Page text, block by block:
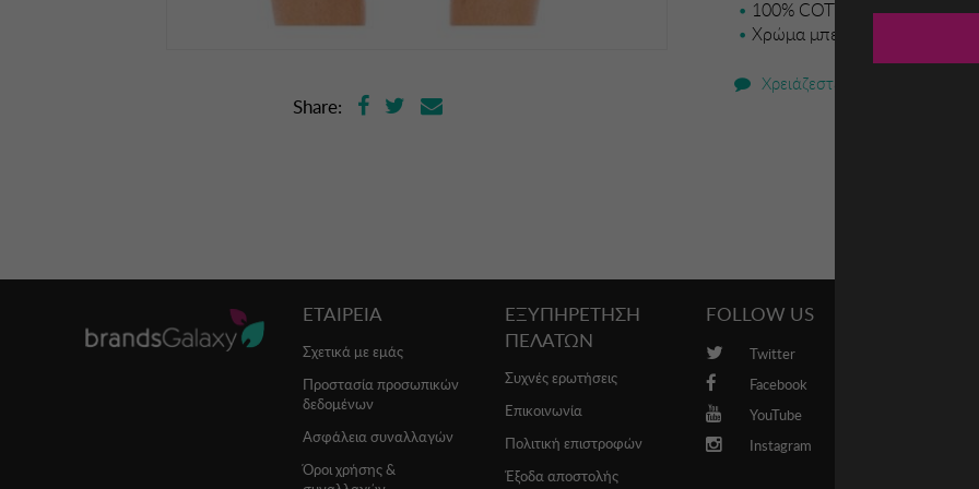
Share:
100% COTTON
Χρώμα μπεζ
Χρειάζεστε βοήθεια;
ΕΤΑΙΡΕΙΑ
Σχετικά με εμάς
Προστασία προσωπικών
δεδομένων
Ασφάλεια συναλλαγών
Όροι χρήσης &
ΕΞΥΠΗΡΕΤΗΣΗ
ΠΕΛΑΤΩΝ
Συχνές ερωτήσεις
Επικοινωνία
Πολιτική επιστροφών
Έξοδα αποστολής
FOLLOW US
Twitter
Facebook
YouTube
Instagram